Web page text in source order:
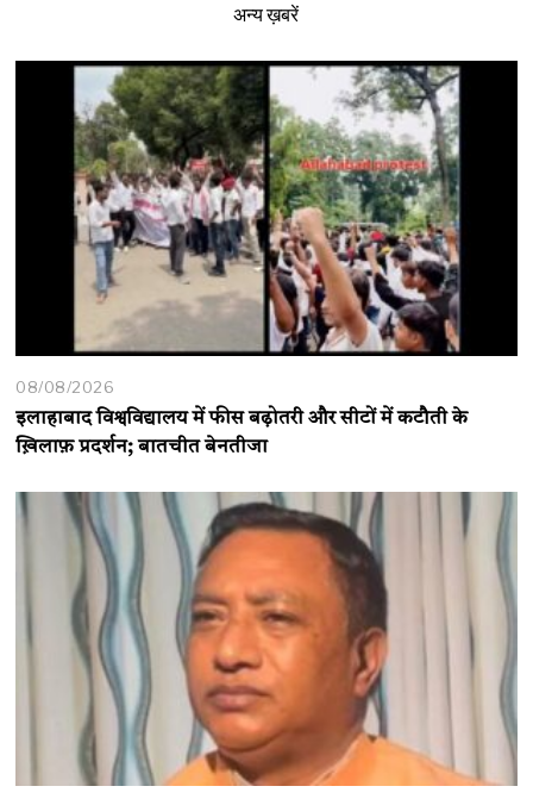
अन्य ख़बरें
08/08/2026
इलाहाबाद विश्वविद्यालय में फीस बढ़ोतरी और सीटों में कटौती के
ख़िलाफ़ प्रदर्शन; बातचीत बेनतीजा